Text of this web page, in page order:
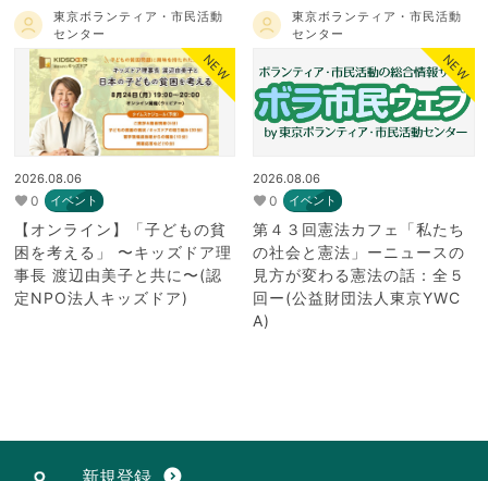
東京ボランティア・市民活動
センター
NEW
2026.08.06
0 イベント
【オンライン】「子どもの貧
困を考える」 〜キッズドア理
事長 渡辺由美子と共に〜(認
定NPO法人キッズドア)
東京ボランティア・市民活動
センター
NEW
2026.08.06
0 イベント
第４３回憲法カフェ「私たち
の社会と憲法」ーニュースの
見方が変わる憲法の話：全５
回ー(公益財団法人東京YWC
A)
expand_circle_down